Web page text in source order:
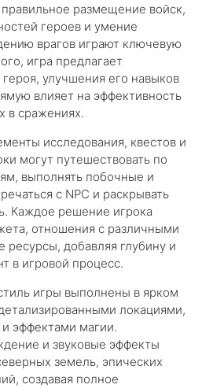
размещение войск,
героев и умение
врагов играют ключевую
игра предлагает
улучшения его навыков
влияет на эффективность
в сражениях.
исследования, квестов и
могут путешествовать по
выполнять побочные и
с NPC и раскрывать
Каждое решение игрока
отношения с различными
добавляя глубину и
в игровой процесс.
игры выполнены в ярком
локациями,
эффектами магии.
и звуковые эффекты
земель, эпических
создавая полное